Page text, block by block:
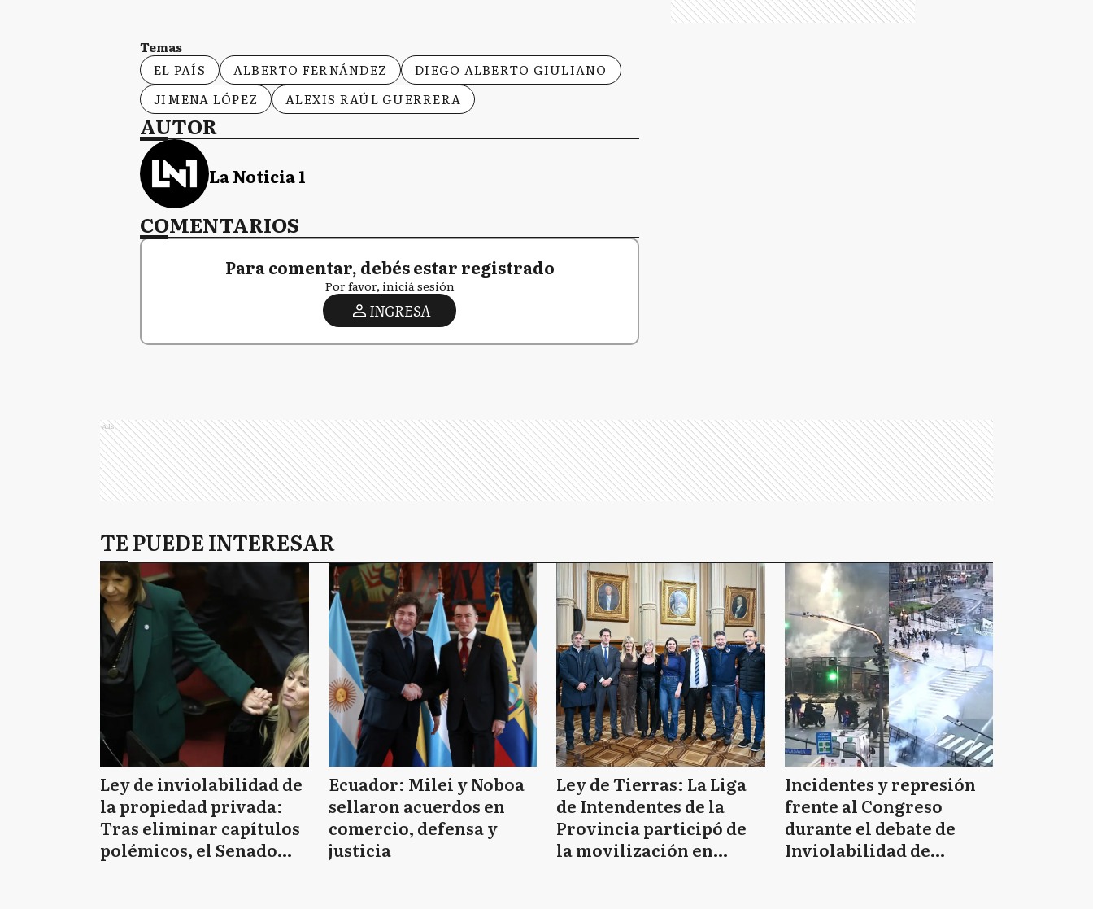
Temas
EL PAÍS
ALBERTO FERNÁNDEZ
DIEGO ALBERTO GIULIANO
JIMENA LÓPEZ
ALEXIS RAÚL GUERRERA
AUTOR
La Noticia 1
COMENTARIOS
Para comentar, debés estar registrado
Por favor, iniciá sesión
INGRESA
Ads
TE PUEDE INTERESAR
Ley de inviolabilidad de
la propiedad privada:
Tras eliminar capítulos
polémicos, el Senado
Ecuador: Milei y Noboa
sellaron acuerdos en
comercio, defensa y
justicia
Ley de Tierras: La Liga
de Intendentes de la
Provincia participó de
la movilización en
Incidentes y represión
frente al Congreso
durante el debate de
Inviolabilidad de